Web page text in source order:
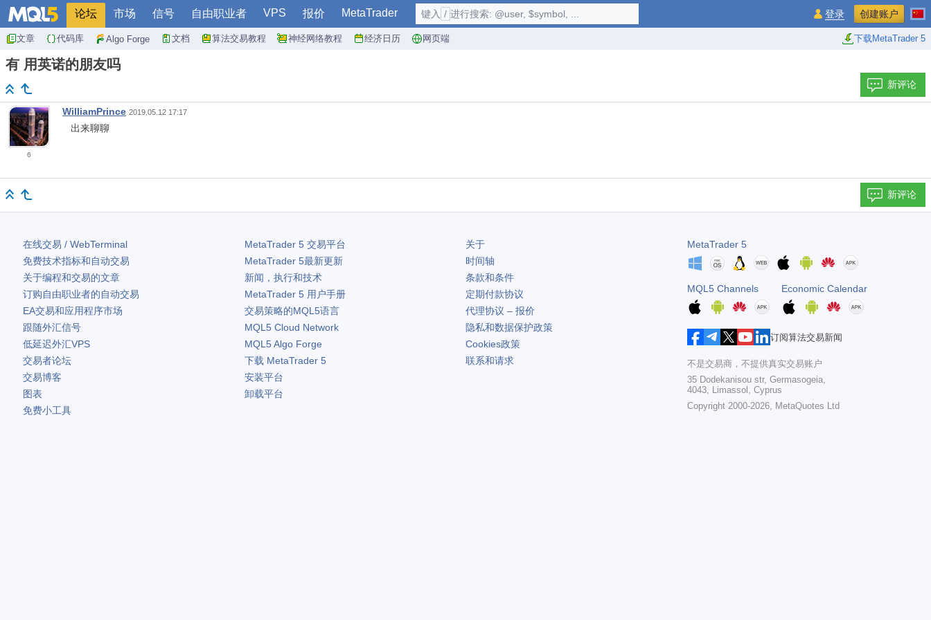
论坛 市场 信号 自由职业者 VPS 报价 MetaTrader
文章 代码库 Algo Forge 文档 算法交易教程 神经网络教程 经济日历 网页端 下载MetaTrader 5
键入 / 进行搜索: @user, $symbol, ... 登录 创建账户
有 用英诺的朋友吗
新评论
6
WilliamPrince 2019.05.12 17:17
出来聊聊
新评论
在线交易 / WebTerminal
免费技术指标和自动交易
关于编程和交易的文章
订购自由职业者的自动交易
EA交易和应用程序市场
跟随外汇信号
低延迟外汇VPS
交易者论坛
交易博客
图表
免费小工具
MetaTrader 5交易平台
MetaTrader 5最新更新
新闻，执行和技术
MetaTrader 5用户手册
交易策略的MQL5语言
MQL5 Cloud Network
MQL5 Algo Forge
下载 MetaTrader 5
安装平台
卸载平台
关于
时间轴
条款和条件
定期付款协议
代理协议 – 报价
隐私和数据保护政策
Cookies政策
联系和请求
MetaTrader 5
MQL5 Channels Economic Calendar
订阅算法交易新闻
不是交易商，不提供真实交易账户
35 Dodekanisou str, Germasogeia,
4043, Limassol, Cyprus
Copyright 2000-2026, MetaQuotes Ltd